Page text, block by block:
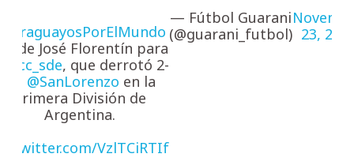
de José Florentín para
, que derrotó 2-
@SanLorenzo en la
Primera División de
Argentina.
VzlTCiRTIf
— Fútbol Guarani
(@guarani_futbol) 23,